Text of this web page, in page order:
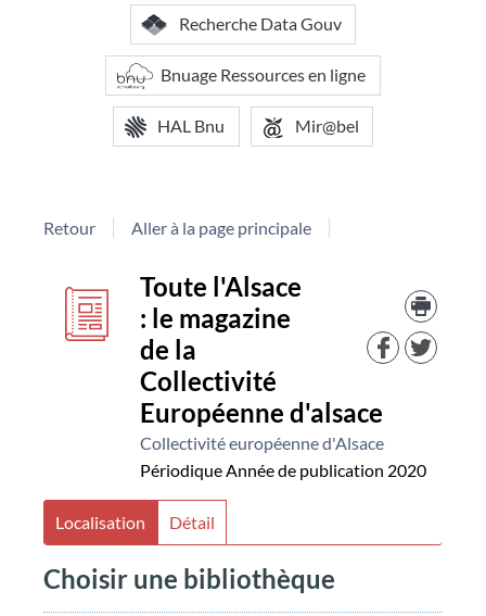
Recherche Data Gouv
Bnuage Ressources en ligne
HAL Bnu Mir@bel
Retour Aller à la page principale
Détail
document
Toute l'Alsace
: le magazine
de la
Collectivité
Européenne d'alsace
Collectivité européenne d'Alsace
PériodiqueAnnée de publication 2020
Localisation Détail
Choisir une bibliothèque